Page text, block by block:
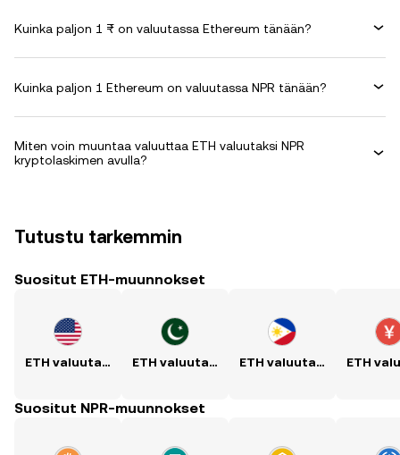
Kuinka paljon 1 ₨ on valuutassa Ethereum tänään?
Kuinka paljon 1 Ethereum on valuutassa NPR tänään?
Miten voin muuntaa valuuttaa ETH valuutaksi NPR
kryptolaskimen avulla?
Tutustu tarkemmin
Suositut ETH-muunnokset
ETH valuutaksi USD ETH valuutaksi PKR ETH valuutaksi PHP
Suositut NPR-muunnokset